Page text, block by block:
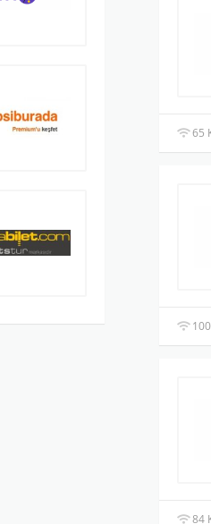
65
100
84